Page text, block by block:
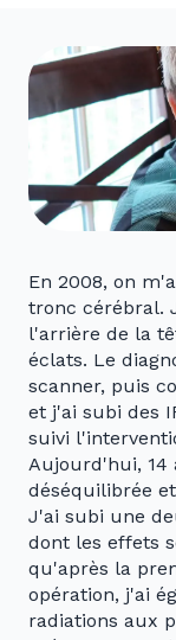
En 2008, on
tronc cérébral.
l'arrière de la
éclats. Le
scanner, puis
et j'ai subi des
suivi
Aujourd'hui, 14
déséquilibrée
J'ai subi une
dont les effets
qu'après la
opération, j'ai
radiations aux